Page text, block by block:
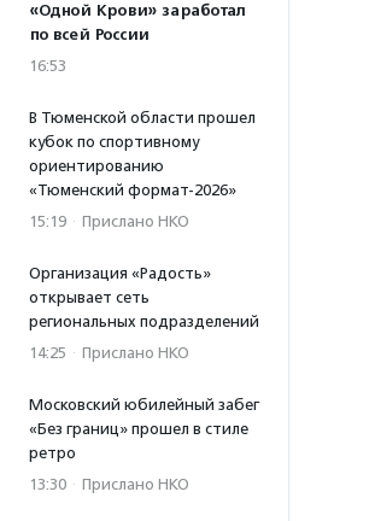
«Одной Крови» заработал
по всей России
16:53
В Тюменской области прошел
кубок по спортивному
ориентированию
«Тюменский формат-2026»
15:19 · Прислано НКО
Организация «Радость»
открывает сеть
региональных подразделений
14:25 · Прислано НКО
Московский юбилейный забег
«Без границ» прошел в стиле
ретро
13:30 · Прислано НКО